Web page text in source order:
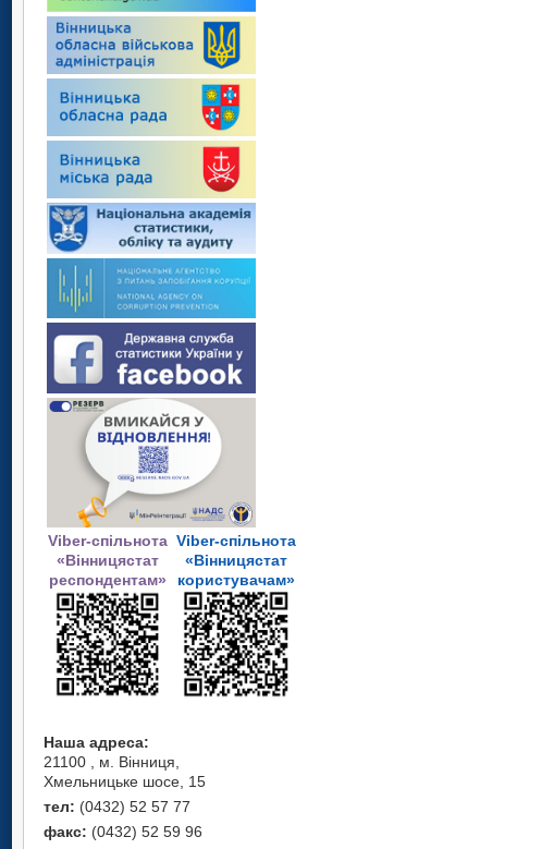
Viber-спільнота
«Вінницястат
респондентам»
Viber-спільнота
«Вінницястат
користувачам»
Наша адреса:
21100 , м. Вінниця,
Хмельницьке шосе, 15
тел: (0432) 52 57 77
факс: (0432) 52 59 96